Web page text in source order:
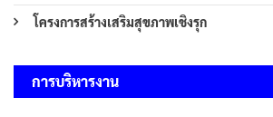
โครงการสร้างเสริมสุขภาพเชิงรุก
การบริหารงาน